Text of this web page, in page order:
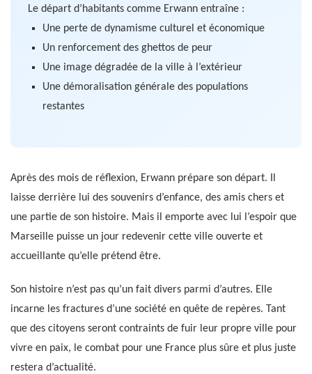
Le départ d’habitants comme Erwann entraîne :
Une perte de dynamisme culturel et économique
Un renforcement des ghettos de peur
Une image dégradée de la ville à l’extérieur
Une démoralisation générale des populations
restantes
Après des mois de réflexion, Erwann prépare son départ. Il
laisse derrière lui des souvenirs d’enfance, des amis chers et
une partie de son histoire. Mais il emporte avec lui l’espoir que
Marseille puisse un jour redevenir cette ville ouverte et
accueillante qu’elle prétend être.
Son histoire n’est pas qu’un fait divers parmi d’autres. Elle
incarne les fractures d’une société en quête de repères. Tant
que des citoyens seront contraints de fuir leur propre ville pour
vivre en paix, le combat pour une France plus sûre et plus juste
restera d’actualité.